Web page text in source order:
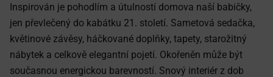
Inspirován je pohodlím a útulností domova naší babičky,
jen převlečený do kabátku 21. století. Sametová sedačka,
květinové závěsy, háčkované doplňky, tapety, starožitný
nábytek a celkově elegantní pojetí. Okořeněn může být
současnou energickou barevností. Snový interiér z dob